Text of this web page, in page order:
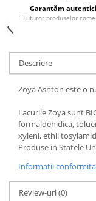
Garantăm
Tuturor produselor
Descriere
Zoya Ashton este o
Lacurile Zoya sunt
formaldehidica,
xyleni, ethil
Produse in Statele
Informatii
Review-uri(0)